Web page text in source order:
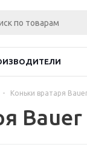
- Коньки вратаря
Bauer